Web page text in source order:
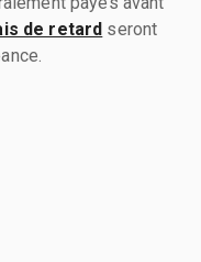
de retard seront